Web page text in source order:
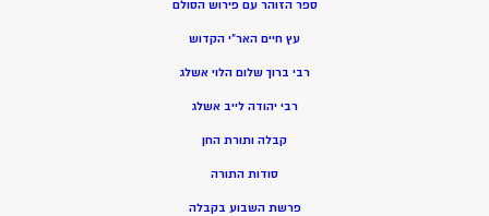
ספר הזוהר עם פירוש הסולם
עץ חיים האר”י הקדוש
רבי ברוך שלום הלוי אשלג
רבי יהודה לייב אשלג
קבלה ותורת החן
סודות התורה
פרשת השבוע בקבלה